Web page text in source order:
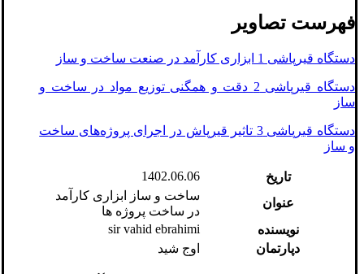
فهرست تصاویر
دستگاه قیرپاشی 1 ابزاری کارآمد در صنعت ساخت و ساز
دستگاه قیرپاشی 2 دقت و همگنی توزیع مواد در ساخت و
ساز
دستگاه قیرپاشی 3 تاثیر قیرپاش در اجرای پروژه‌های ساخت
و ساز
تاریخ
1402.06.06
عنوان
ساخت و ساز ابزاری کارآمد
در ساخت پروژه ها
نویسنده
sir vahid ebrahimi
دپارتمان
اوج شید